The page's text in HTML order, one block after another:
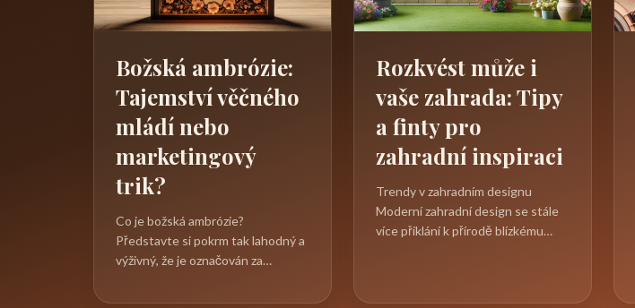
Božská ambrózie:
Tajemství věčného
mládí nebo
marketingový
trik?
Co je božská ambrózie?
Představte si pokrm tak lahodný a
výživný, že je označován za
mýtus, ale...
Rozkvést může i
vaše zahrada: Tipy
a finty pro
zahradní inspiraci
Trendy v zahradním designu
Moderní zahradní design se stále
více přiklání k přírodě blízkému